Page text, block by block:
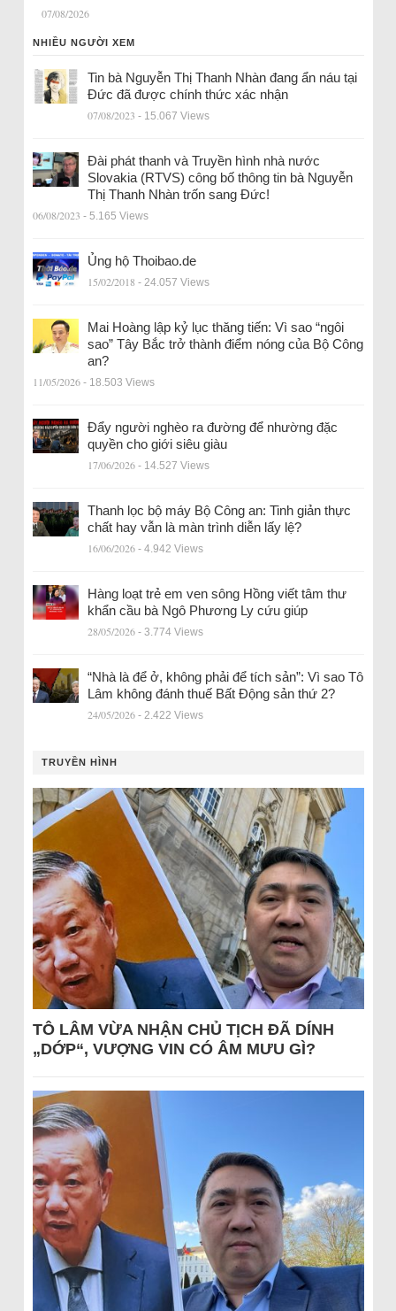
07/08/2026
NHIỀU NGƯỜI XEM
Tin bà Nguyễn Thị Thanh Nhàn đang ẩn náu tại
Đức đã được chính thức xác nhận
07/08/2023 - 15.067 Views
Đài phát thanh và Truyền hình nhà nước
Slovakia (RTVS) công bố thông tin bà Nguyễn
Thị Thanh Nhàn trốn sang Đức!
06/08/2023 - 5.165 Views
Ủng hộ Thoibao.de
15/02/2018 - 24.057 Views
Mai Hoàng lập kỷ lục thăng tiến: Vì sao “ngôi
sao” Tây Bắc trở thành điểm nóng của Bộ Công
an?
11/05/2026 - 18.503 Views
Đẩy người nghèo ra đường để nhường đặc
quyền cho giới siêu giàu
17/06/2026 - 14.527 Views
Thanh lọc bộ máy Bộ Công an: Tinh giản thực
chất hay vẫn là màn trình diễn lấy lệ?
16/06/2026 - 4.942 Views
Hàng loạt trẻ em ven sông Hồng viết tâm thư
khẩn cầu bà Ngô Phương Ly cứu giúp
28/05/2026 - 3.774 Views
“Nhà là để ở, không phải để tích sản”: Vì sao Tô
Lâm không đánh thuế Bất Động sản thứ 2?
24/05/2026 - 2.422 Views
TRUYỀN HÌNH
TÔ LÂM VỪA NHẬN CHỦ TỊCH ĐÃ DÍNH
„DỚP“, VƯỢNG VIN CÓ ÂM MƯU GÌ?